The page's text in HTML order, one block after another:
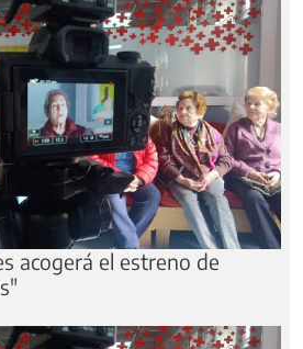
acogerá el estreno de